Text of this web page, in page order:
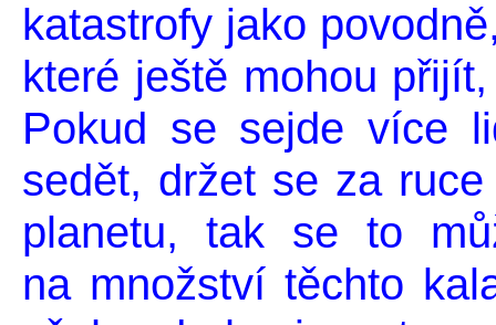
katastrofy jako
které ještě mohou
Pokud se sejde více
sedět, držet se za
planetu, tak se to
na množství těchto